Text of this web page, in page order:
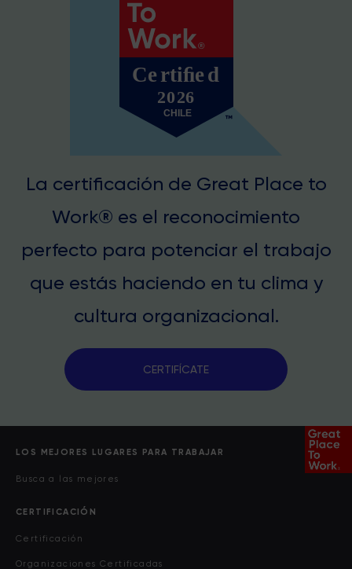
La certificación de Great Place to
Work® es el reconocimiento
perfecto para potenciar el trabajo
que estás haciendo en tu clima y
cultura organizacional.
CERTIFÍCATE
LOS MEJORES LUGARES PARA TRABAJAR
Busca a las mejores
CERTIFICACIÓN
Certificación
Organizaciones Certificadas